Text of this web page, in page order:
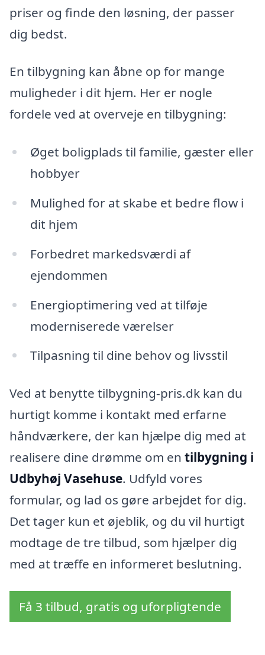
priser og finde den løsning, der passer
dig bedst.
En tilbygning kan åbne op for mange
muligheder i dit hjem. Her er nogle
fordele ved at overveje en tilbygning:
Øget boligplads til familie, gæster eller
hobbyer
Mulighed for at skabe et bedre flow i
dit hjem
Forbedret markedsværdi af
ejendommen
Energioptimering ved at tilføje
moderniserede værelser
Tilpasning til dine behov og livsstil
Ved at benytte tilbygning-pris.dk kan du
hurtigt komme i kontakt med erfarne
håndværkere, der kan hjælpe dig med at
realisere dine drømme om en tilbygning i
Udbyhøj Vasehuse. Udfyld vores
formular, og lad os gøre arbejdet for dig.
Det tager kun et øjeblik, og du vil hurtigt
modtage de tre tilbud, som hjælper dig
med at træffe en informeret beslutning.
Få 3 tilbud, gratis og uforpligtende